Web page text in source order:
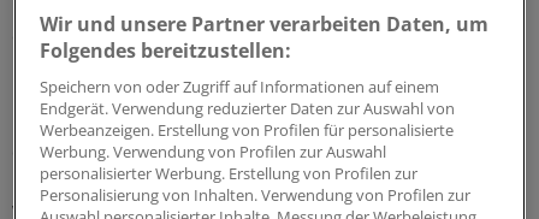
der Vorstandsvorsitzende des PKV-Marktführers Debeka
Uwe Laue der "Ärzte Zeitung".
Das skizzierte Szenario würde seiner Einschätzung nach
dazu führen, dass die Bundesregierung wie beim
künftigen Gesundheitsfonds die Beiträge festsetzen
würde. "Dann ist der Wettbewerb total zerstört", warnt
Wir und unsere Partner verarbeiten Daten, um
Folgendes bereitzustellen:
Speichern von oder Zugriff auf Informationen auf einem
Endgerät. Verwendung reduzierter Daten zur Auswahl von
Werbeanzeigen. Erstellung von Profilen für personalisierte
Werbung. Verwendung von Profilen zur Auswahl
personalisierter Werbung. Erstellung von Profilen zur
Personalisierung von Inhalten. Verwendung von Profilen zur